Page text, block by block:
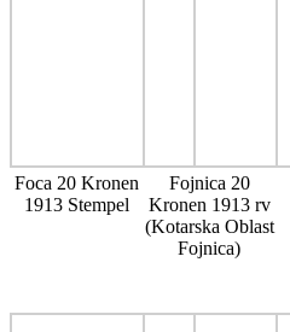
Foca 20 Kronen
1913 Stempel
Fojnica 20
Kronen 1913 rv
(Kotarska Oblast
Fojnica)